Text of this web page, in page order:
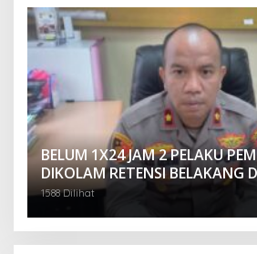
BELUM 1X24 JAM 2 PELAKU
DIKOLAM RETENSI BELAKANG
PALEMBANG TELAH
1588 Dilihat